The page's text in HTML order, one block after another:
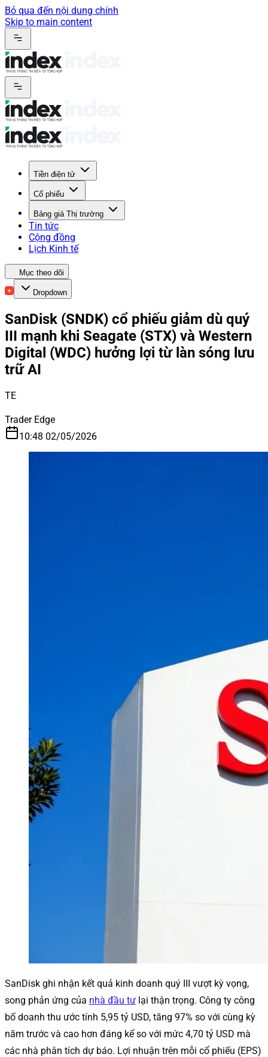
Bỏ qua đến nội dung chính
Skip to main content
Tiền điện tử
Cổ phiếu
Bảng giá Thị trường
Tin tức
Cộng đồng
Lịch Kinh tế
Mục theo dõi
Dropdown
SanDisk (SNDK) cổ phiếu giảm dù quý
III mạnh khi Seagate (STX) và Western
Digital (WDC) hưởng lợi từ làn sóng lưu
trữ AI
TE
Trader Edge
10:48 02/05/2026
SanDisk ghi nhận kết quả kinh doanh quý III vượt kỳ vọng,
song phản ứng của nhà đầu tư lại thận trọng. Công ty công
bố doanh thu ước tính 5,95 tỷ USD, tăng 97% so với cùng kỳ
năm trước và cao hơn đáng kể so với mức 4,70 tỷ USD mà
các nhà phân tích dự báo. Lợi nhuận trên mỗi cổ phiếu (EPS)